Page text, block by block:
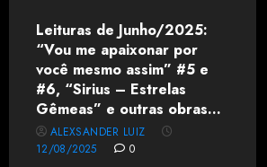
Leituras de Junho/2025:
“Vou me apaixonar por
você mesmo assim” #5 e
#6, “Sirius – Estrelas
Gêmeas” e outras obras…
ALEXSANDER LUIZ
12/08/2025
0